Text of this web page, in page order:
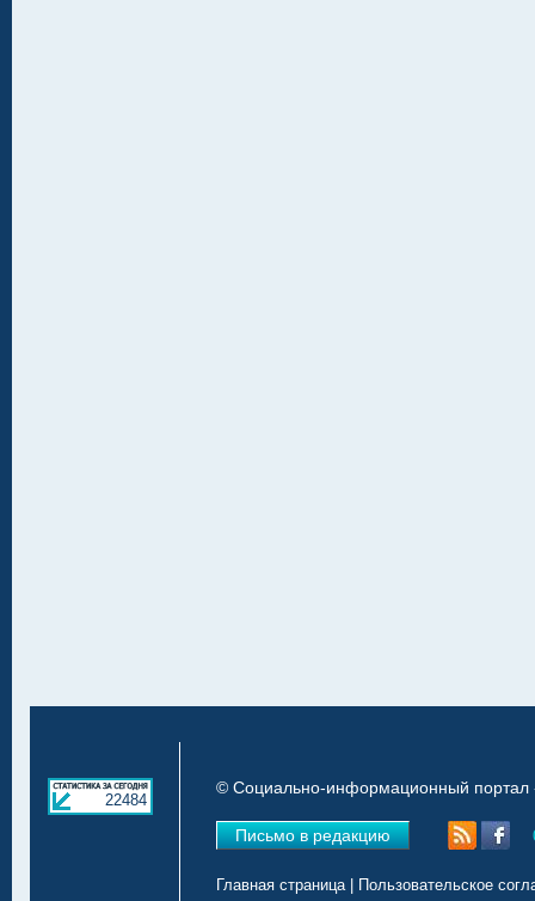
22484
© Социально-информационный портал
Письмо в редакцию
Главная страница| Пользовательское